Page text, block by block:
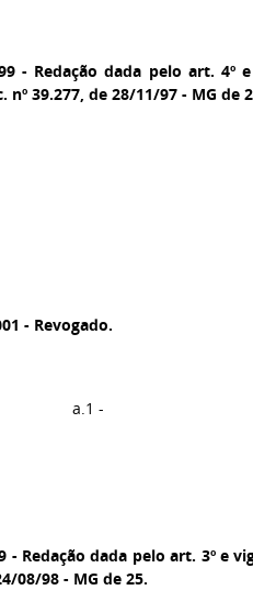
- Redação dada pelo art. 4º
39.277, de 28/11/97 - MG de
- Revogado.
a.1 -
- Redação dada pelo art. 3º e
08/98 - MG de 25.